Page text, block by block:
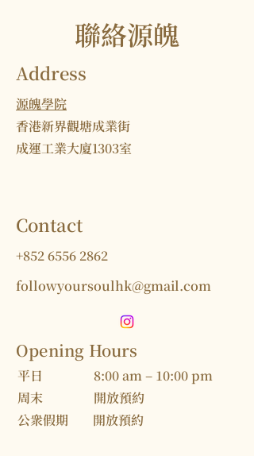
​聯絡源魄
Address
源魄學院
香港新界觀塘成業街
成運工業大廈1303室
Contact
+852 6556 2862
followyoursoulhk@gmail.com
Opening Hours
​平日
8:00 am – 10:00 pm
周末
公衆假期
開放預約
開放預約